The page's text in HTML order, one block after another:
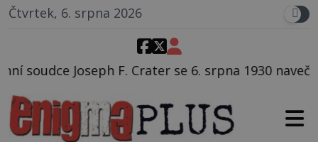
Čtvrtek, 6. srpna 2026
se 6. srpna 1930 navečeří ve své oblíbené